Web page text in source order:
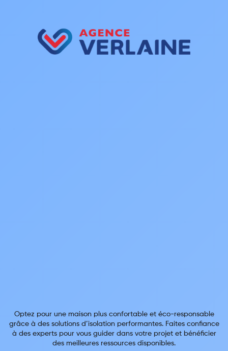
Optez pour une maison plus confortable et éco-responsable
grâce à des solutions d’isolation performantes. Faites confiance
à des experts pour vous guider dans votre projet et bénéficier
des meilleures ressources disponibles.